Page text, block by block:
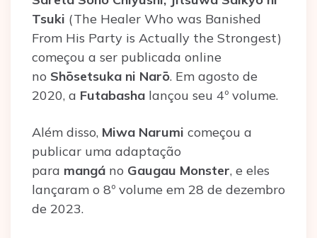
Tsuki (The Healer Who was Banished
From His Party is Actually the Strongest)
começou a ser publicada online
no Shōsetsuka ni Narō. Em agosto de
2020, a Futabasha lançou seu 4º volume.
Além disso, Miwa Narumi começou a
publicar uma adaptação
para mangá no Gaugau Monster, e eles
lançaram o 8º volume em 28 de dezembro
de 2023.